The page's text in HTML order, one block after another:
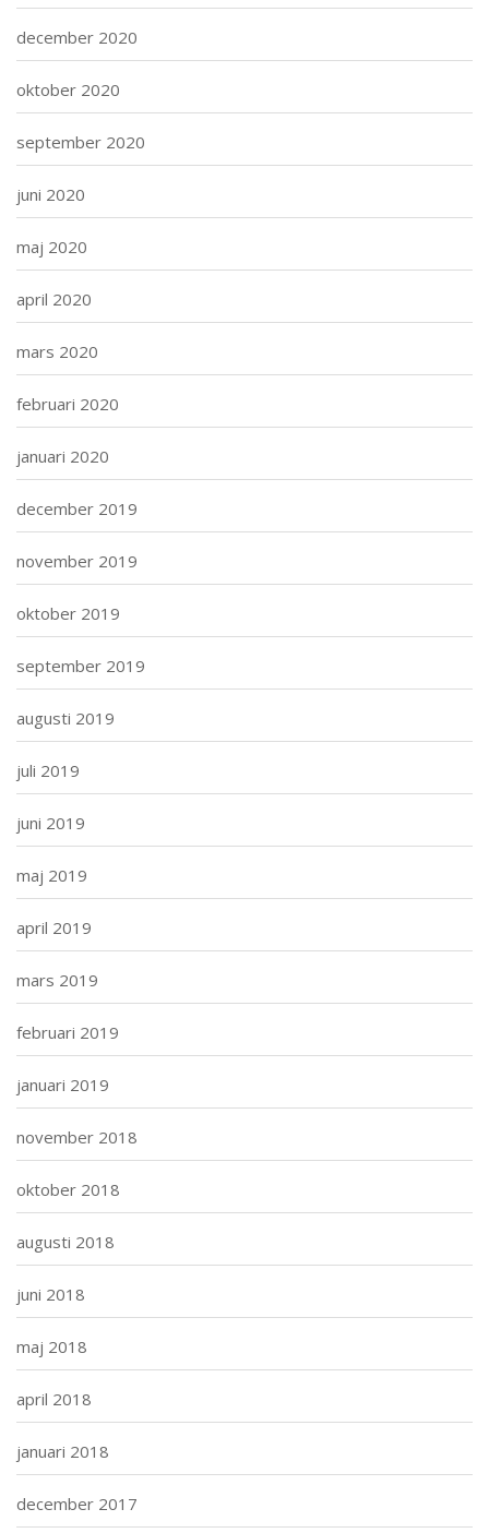
december 2020
oktober 2020
september 2020
juni 2020
maj 2020
april 2020
mars 2020
februari 2020
januari 2020
december 2019
november 2019
oktober 2019
september 2019
augusti 2019
juli 2019
juni 2019
maj 2019
april 2019
mars 2019
februari 2019
januari 2019
november 2018
oktober 2018
augusti 2018
juni 2018
maj 2018
april 2018
januari 2018
december 2017